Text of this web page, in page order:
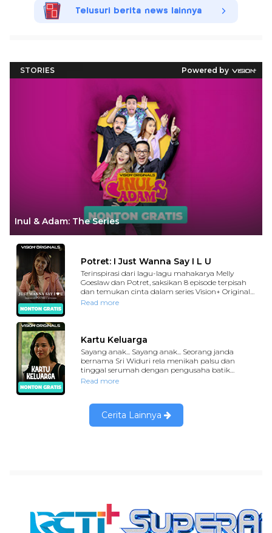
Telusuri berita news lainnya